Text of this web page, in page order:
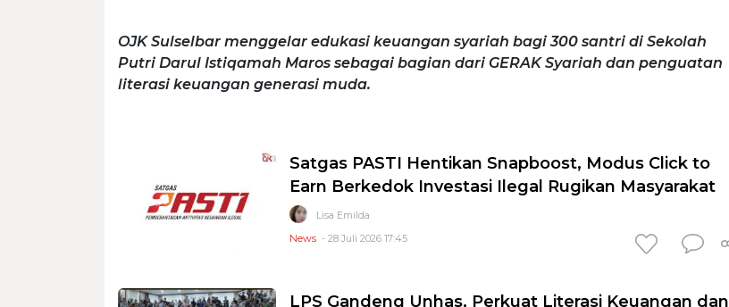
OJK Sulselbar menggelar edukasi keuangan syariah bagi 300 santri di Sekolah
Putri Darul Istiqamah Maros sebagai bagian dari GERAK Syariah dan penguatan
literasi keuangan generasi muda.
Satgas PASTI Hentikan Snapboost, Modus Click to
Earn Berkedok Investasi Ilegal Rugikan Masyarakat
Lisa Emilda
News - 28 Juli 2026 17:45
LPS Gandeng Unhas, Perkuat Literasi Keuangan dan